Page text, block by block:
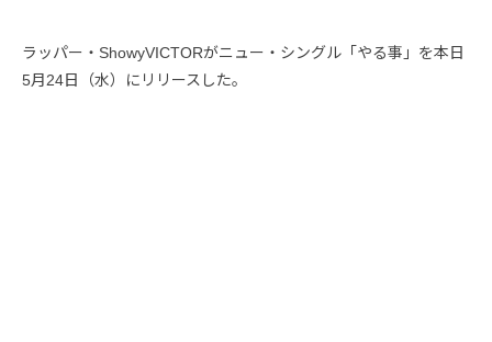
ラッパー・ShowyVICTORがニュー・シングル「やる事」を本日
5月24日（水）にリリースした。